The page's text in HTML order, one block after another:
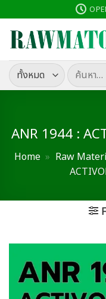
ไป
เนื้อหา
ค้นหา:
ANR 1944 :
Home » Raw